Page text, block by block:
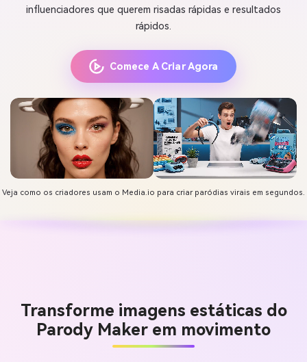
influenciadores que querem risadas rápidas e resultados
rápidos.
Comece A Criar Agora
Veja como os criadores usam o Media.io para criar paródias virais em segundos.
Transforme imagens estáticas do
Parody Maker em movimento